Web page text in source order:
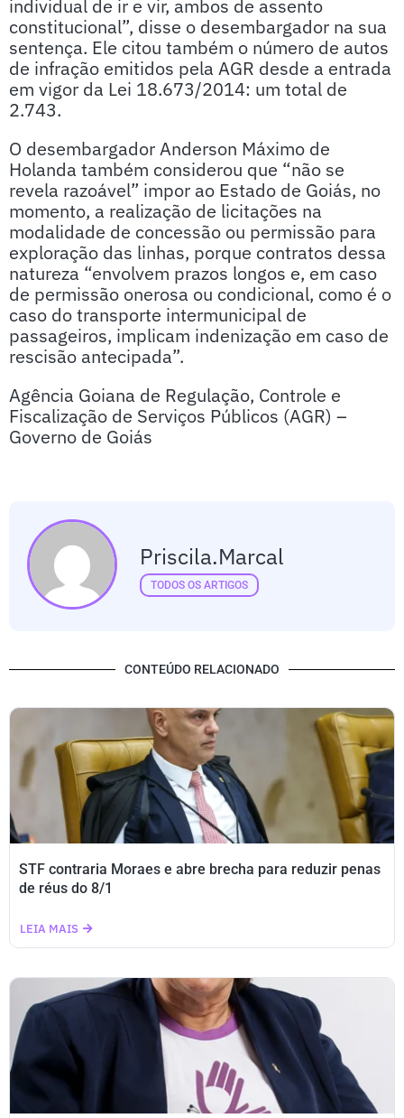
individual de ir e vir, ambos de assento
constitucional”, disse o desembargador na sua
sentença. Ele citou também o número de autos
de infração emitidos pela AGR desde a entrada
em vigor da Lei 18.673/2014: um total de
2.743.
O desembargador Anderson Máximo de
Holanda também considerou que “não se
revela razoável” impor ao Estado de Goiás, no
momento, a realização de licitações na
modalidade de concessão ou permissão para
exploração das linhas, porque contratos dessa
natureza “envolvem prazos longos e, em caso
de permissão onerosa ou condicional, como é o
caso do transporte intermunicipal de
passageiros, implicam indenização em caso de
rescisão antecipada”.
Agência Goiana de Regulação, Controle e
Fiscalização de Serviços Públicos (AGR) –
Governo de Goiás
Priscila.marcal
TODOS OS ARTIGOS
CONTEÚDO RELACIONADO
STF contraria Moraes e abre brecha para reduzir penas
de réus do 8/1
LEIA MAIS